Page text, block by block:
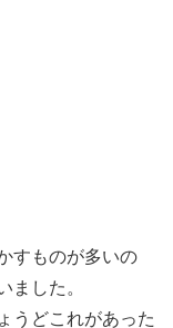
すものが多いの
ました。
うどこれがあった